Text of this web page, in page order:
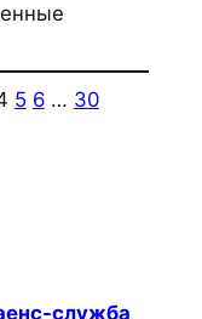
5 6 … 30
служба